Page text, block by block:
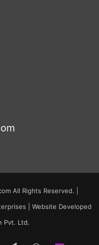
All Rights Reserved. |
| Website Developed
Pvt. Ltd.